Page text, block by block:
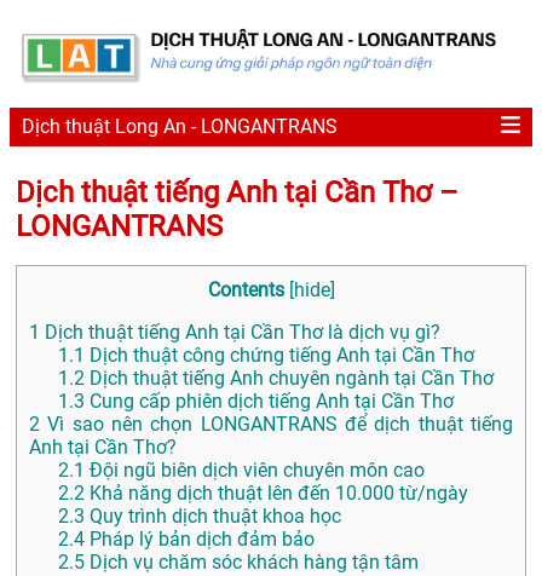
Dịch thuật Long An - LONGANTRANS
Dịch thuật tiếng Anh tại Cần Thơ –
LONGANTRANS
Contents [hide]
1 Dịch thuật tiếng Anh tại Cần Thơ là dịch vụ gì?
1.1 Dịch thuật công chứng tiếng Anh tại Cần Thơ
1.2 Dịch thuật tiếng Anh chuyên ngành tại Cần Thơ
1.3 Cung cấp phiên dịch tiếng Anh tại Cần Thơ
2 Vì sao nên chọn LONGANTRANS để dịch thuật tiếng
Anh tại Cần Thơ?
2.1 Đội ngũ biên dịch viên chuyên môn cao
2.2 Khả năng dịch thuật lên đến 10.000 từ/ngày
2.3 Quy trình dịch thuật khoa học
2.4 Pháp lý bản dịch đảm bảo
2.5 Dịch vụ chăm sóc khách hàng tận tâm